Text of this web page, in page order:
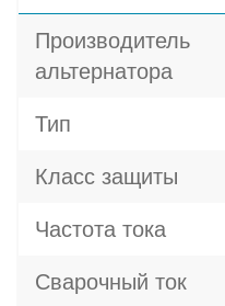
Производитель
альтернатора
Тип
Класс защиты
Частота тока
Сварочный ток